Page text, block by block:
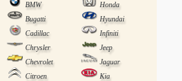
BMW
Honda
Bugatti
Hyundai
Cadillac
Infiniti
Chrysler
Jeep
Chevrolet
Jaguar
Citroen
Kia